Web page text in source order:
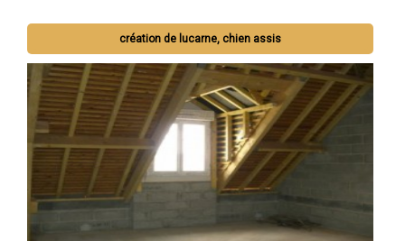
création de lucarne, chien assis